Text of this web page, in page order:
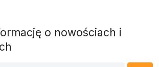
o nowościach i